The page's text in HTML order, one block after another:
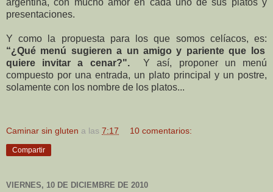
argentina, con mucho amor en cada uno de sus platos y
presentaciones.
Y como la propuesta para los que somos celíacos, es:
“¿Qué menú sugieren a un amigo y pariente que los
quiere invitar a cenar?".
Y así, proponer un menú
compuesto por una entrada, un plato principal y un postre,
solamente con los nombre de los platos...
Caminar sin gluten a las 7:17 10 comentarios:
Compartir
VIERNES, 10 DE DICIEMBRE DE 2010